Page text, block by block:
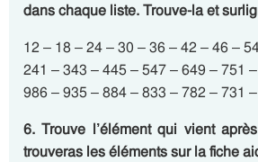
dans chaque liste. Trouve-la et
12 – 18 – 24 – 30 – 36 – 42 – 46 –
241 – 343 – 445 – 547 – 649 – 751
986 – 935 – 884 – 833 – 782 – 731
6. Trouve l’élément qui vient
trouveras les éléments sur la fiche